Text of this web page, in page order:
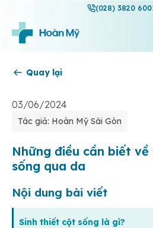
(028) 3820
Hạnh Phúc
Thuận Mỹ
Quay lại
03/06/2024
Tác giả: Hoàn Mỹ Sài Gòn
Những điều cần biết
sống qua da
Nội dung bài viết
Sinh thiết cột sống là gì?